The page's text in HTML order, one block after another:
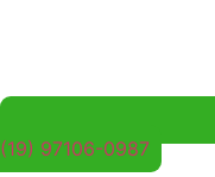
(19) 97106-0987